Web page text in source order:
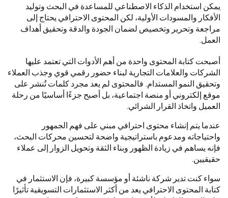
يمكن استخدام الذكاء الاصطناعي للمساعدة في البحث وتوليد
الأفكار والمسودات الأولية، لكن المحتوى الاحترافي يحتاج إلى
مراجعة وتحرير وتخصيص لضمان الجودة والدقة وتحقيق أهداف
العمل.
أصبحت كتابة المحتوى واحدة من أهم الأدوات التي تعتمد عليها
الشركات والعلامات التجارية لبناء حضور رقمي قوي وجذب العملاء
وتحقيق النمو المستدام. فالمحتوى لم يعد مجرد كلمات تُنشر على
موقع إلكتروني أو منصة اجتماعية، بل أصبح جزءًا أساسيًا من رحلة
العميل واتخاذ القرار الشرائي.
عندما يتم إنشاء محتوى احترافي مبني على فهم الجمهور
واحتياجاته ومدعوم باستراتيجية واضحة لتحسين محركات البحث،
فإنه يساهم في زيادة الظهور وبناء الثقة وتحويل الزوار إلى عملاء
حقيقيين.
سواء كنت تدير شركة ناشئة أو مؤسسة كبيرة، فإن الاستثمار في
كتابة المحتوى الاحترافي يعد من أكثر الاستثمارات التسويقية تأثيرًا